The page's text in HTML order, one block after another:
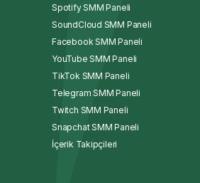
Spotify SMM Paneli
SoundCloud SMM Paneli
Facebook SMM Paneli
YouTube SMM Paneli
TikTok SMM Paneli
Telegram SMM Paneli
Twitch SMM Paneli
Snapchat SMM Paneli
İçerik Takipçileri